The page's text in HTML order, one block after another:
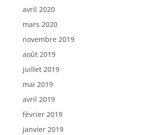
avril 2020
mars 2020
novembre 2019
août 2019
juillet 2019
mai 2019
avril 2019
février 2019
janvier 2019